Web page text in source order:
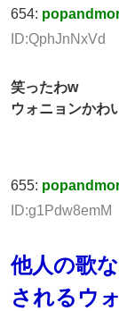
654:
ID:QphJnNxVd
笑ったわw
ウォニョンかわ
655:
ID:g1Pdw8emM
他人の歌
されるウ